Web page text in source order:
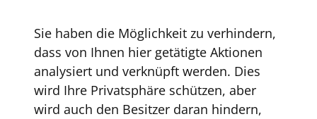
Sie haben die Möglichkeit zu verhindern,
dass von Ihnen hier getätigte Aktionen
analysiert und verknüpft werden. Dies
wird Ihre Privatsphäre schützen, aber
wird auch den Besitzer daran hindern,